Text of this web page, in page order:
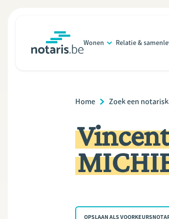
Wonen Relatie &
Home Zoek een
OPSLAAN ALS